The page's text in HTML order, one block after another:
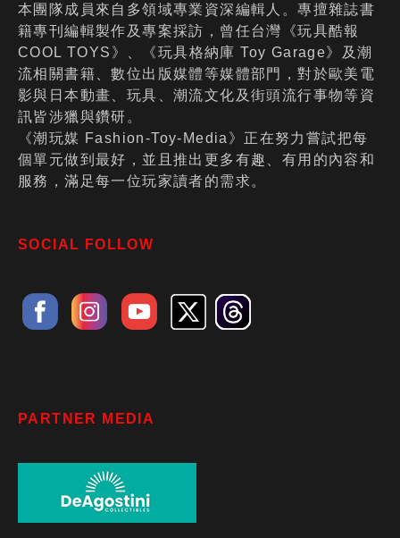
本團隊成員來自多領域專業資深編輯人。專擅雜誌書
籍專刊編輯製作及專案採訪，曾任台灣《玩具酷報
COOL TOYS》、《玩具格納庫 Toy Garage》及潮
流相關書籍、數位出版媒體等媒體部門，對於歐美電
影與日本動畫、玩具、潮流文化及街頭流行事物等資
訊皆涉獵與鑽研。
《潮玩媒 Fashion-Toy-Media》正在努力嘗試把每
個單元做到最好，並且推出更多有趣、有用的內容和
服務，滿足每一位玩家讀者的需求。
SOCIAL FOLLOW
PARTNER MEDIA